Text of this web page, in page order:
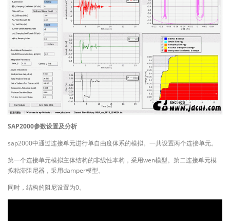
SAP2000参数设置及分析
sap2000中通过连接单元进行单自由度体系的模拟。一共设置两个连接单元。
第一个连接单元模拟主体结构的非线性本构，采用wen模型。第二连接单元模
拟粘滞阻尼器，采用damper模型。
同时，结构的阻尼设置为0。